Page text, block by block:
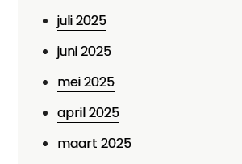
juli 2025
juni 2025
mei 2025
april 2025
maart 2025